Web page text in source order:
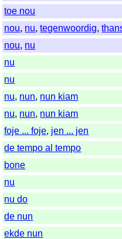
toe nou
nou, nu,tegenwoordig,
nou, nu
nu
nu
nu, nun, nun kiam
nu, nun, nun kiam
foje ... foje, jen ... jen
de tempo al tempo
bone
nu
nu do
de nun
ekde nun